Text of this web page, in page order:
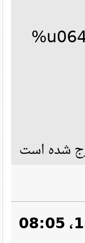
است
نقل‌قول از: mb2000 در 23 اردیبهشت 1399، 08:05